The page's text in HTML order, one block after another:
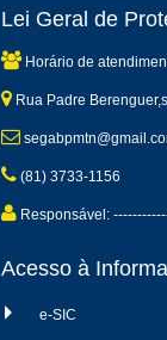
Lei Geral de
Horário de
Rua Padre
(81) 3733-1156
Responsável:
Acesso à
e-SIC